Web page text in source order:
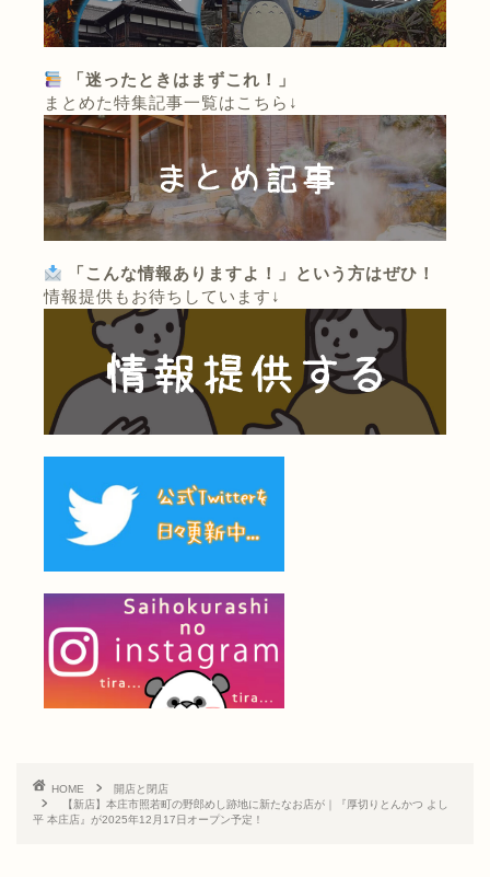
「迷ったときはまずこれ！」
まとめた特集記事一覧はこちら↓
「こんな情報ありますよ！」という方はぜひ！
情報提供もお待ちしています↓
HOME
開店と閉店
【新店】本庄市照若町の野郎めし跡地に新たなお店が｜『厚切りとんかつ よし
平 本庄店』が2025年12月17日オープン予定！